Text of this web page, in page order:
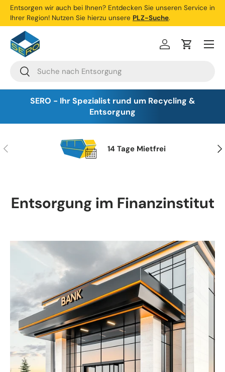
Direkt zum Inhalt
Entsorgen wir auch bei Ihnen? Entdecken Sie unseren Service in
Ihrer Region! Nutzen Sie hierzu unsere PLZ-Suche.
Suchen
Suchen
Einloggen
Menü
SERO - Ihr Spezialist rund um Recycling &
Entsorgung
Vorherige 14 Tage Mietfrei
Entsorgung im Finanzinstitut